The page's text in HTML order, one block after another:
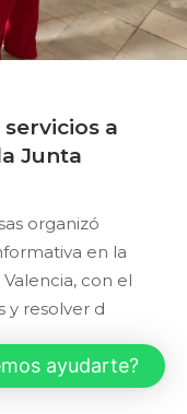
servicios a
Junta
organizó
en la
con el
y resolver d
ayudarte?